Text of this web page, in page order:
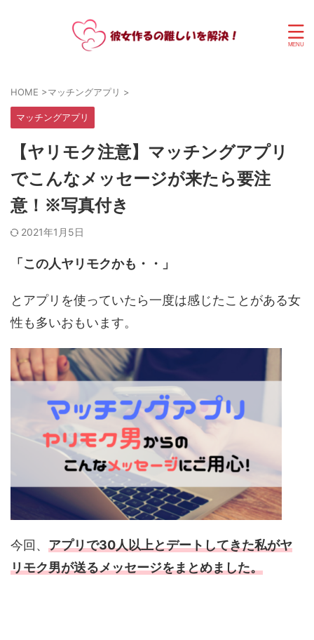
HOME >マッチングアプリ >
マッチングアプリ
【ヤリモク注意】マッチングアプリ
でこんなメッセージが来たら要注
意！※写真付き
2021年1月5日
「この人ヤリモクかも・・」
とアプリを使っていたら一度は感じたことがある女
性も多いおもいます。
今回、 アプリで30人以上とデートしてきた私がヤ
リモク男が送るメッセージをまとめました。